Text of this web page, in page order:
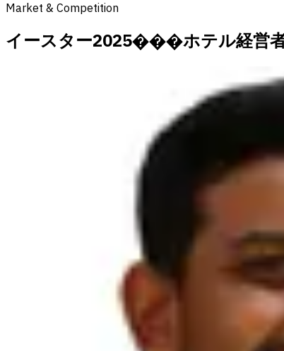
Market & Competition
イースター2025���ホテル経営